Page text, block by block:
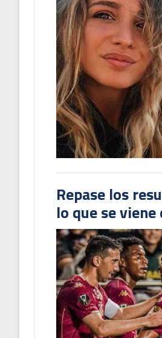
Repase los
lo que se viene